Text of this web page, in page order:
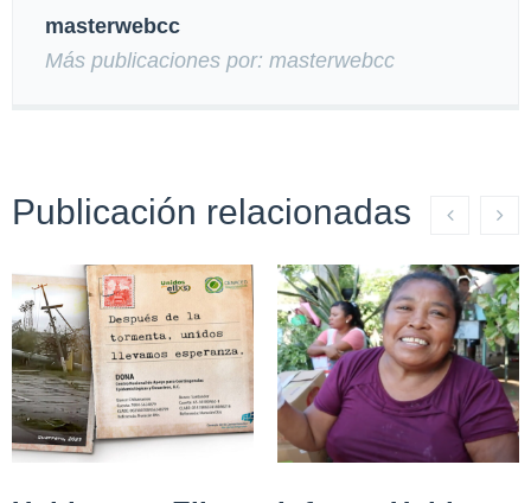
masterwebcc
Más publicaciones por: masterwebcc
Publicación relacionadas